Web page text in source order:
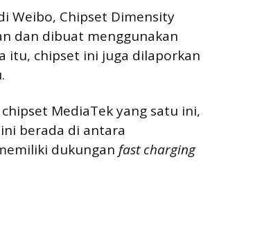
Weibo, Chipset Dimensity
dan dibuat menggunakan
itu, chipset ini juga dilaporkan
MediaTek yang satu ini,
berada di antara
dukungan fast charging